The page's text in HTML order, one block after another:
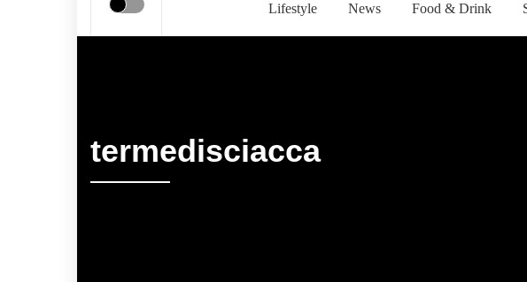
Lifestyle News Food & Drink
termedisciacca